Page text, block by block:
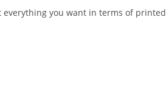
everything you want in terms of printed